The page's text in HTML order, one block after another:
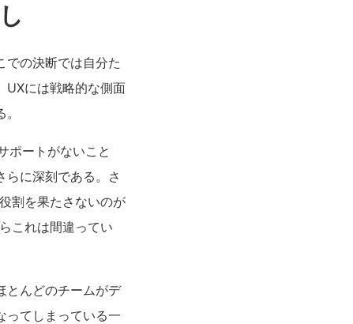
での決断では自分た
UXには戦略的な側面
ポートがないこと
らに深刻である。さ
割を果たさないのが
これは間違ってい
とんどのチームがデ
ってしまっている一